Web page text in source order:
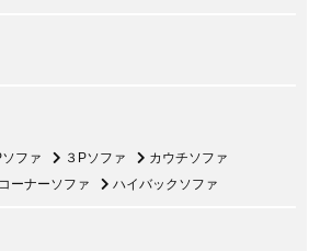
ソファ ３Pソファ
カウチソファ
コーナーソファ ハイバックソファ